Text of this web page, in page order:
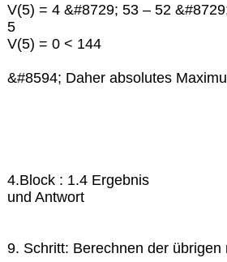
V(5) = 4 &#8729; 53 – 52
5
V(5) = 0 < 144
&#8594; Daher absolutes
4.Block : 1.4 Ergebnis
und Antwort
9. Schritt: Berechnen der übrigen